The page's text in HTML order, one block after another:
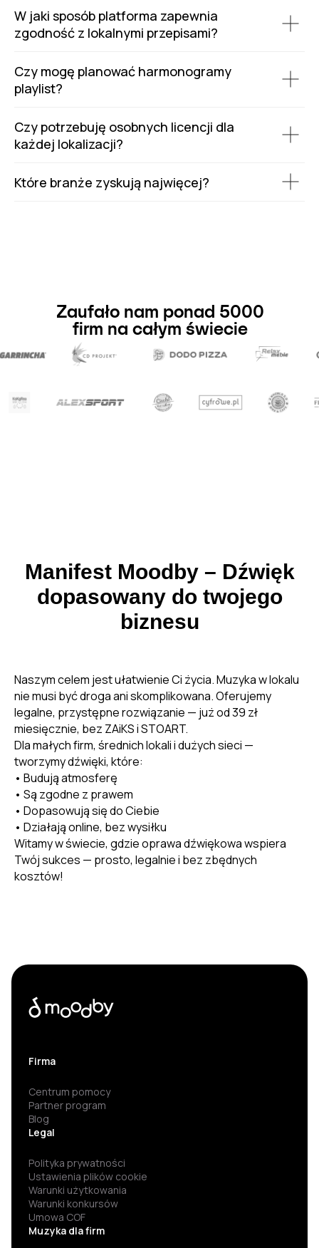
W jaki sposób platforma zapewnia
zgodność z lokalnymi przepisami?
Czy mogę planować harmonogramy
playlist?
Czy potrzebuję osobnych licencji dla
każdej lokalizacji?
Które branże zyskują najwięcej?
Zaufało nam ponad 5000
firm na całym świecie
Manifest Moodby – Dźwięk
dopasowany do twojego
biznesu
Naszym celem jest ułatwienie Ci życia. Muzyka w lokalu
nie musi być droga ani skomplikowana. Oferujemy
legalne, przystępne rozwiązanie — już od 39 zł
miesięcznie, bez ZAiKS i STOART.
Dla małych firm, średnich lokali i dużych sieci —
tworzymy dźwięki, które:
• Budują atmosferę
• Są zgodne z prawem
• Dopasowują się do Ciebie
• Działają online, bez wysiłku
Witamy w świecie, gdzie oprawa dźwiękowa wspiera
Twój sukces — prosto, legalnie i bez zbędnych
kosztów!
Firma
Centrum pomocy
Partner program
Blog
Legal
Polityka prywatności
Ustawienia plików cookie
Warunki użytkowania
Warunki konkursów
Umowa COF
Muzyka dla firm